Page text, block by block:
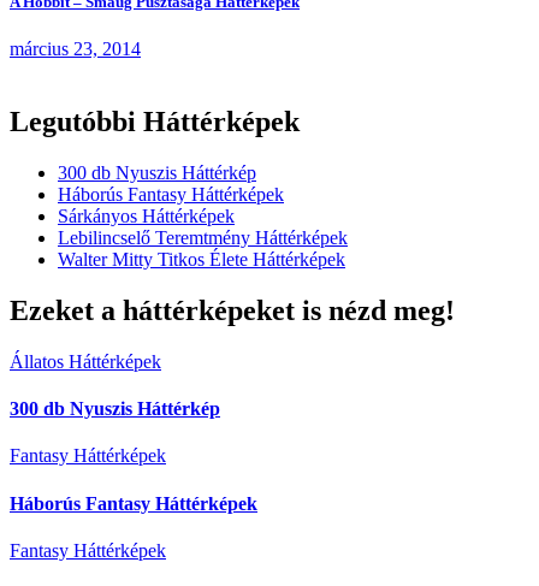
március 23, 2014
Legutóbbi Háttérképek
300 db Nyuszis Háttérkép
Háborús Fantasy Háttérképek
Sárkányos Háttérképek
Lebilincselő Teremtmény Háttérképek
Walter Mitty Titkos Élete Háttérképek
Ezeket a háttérképeket is nézd meg!
Állatos Háttérképek
300 db Nyuszis Háttérkép
Fantasy Háttérképek
Háborús Fantasy Háttérképek
Fantasy Háttérképek